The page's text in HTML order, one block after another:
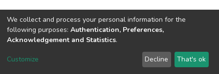
DSpace software copyright © 2002-2026 LYRASIS
Send Feedback
We collect and process your personal information for the
following purposes: Authentication, Preferences,
Acknowledgement and Statistics.
Customize Decline That's ok